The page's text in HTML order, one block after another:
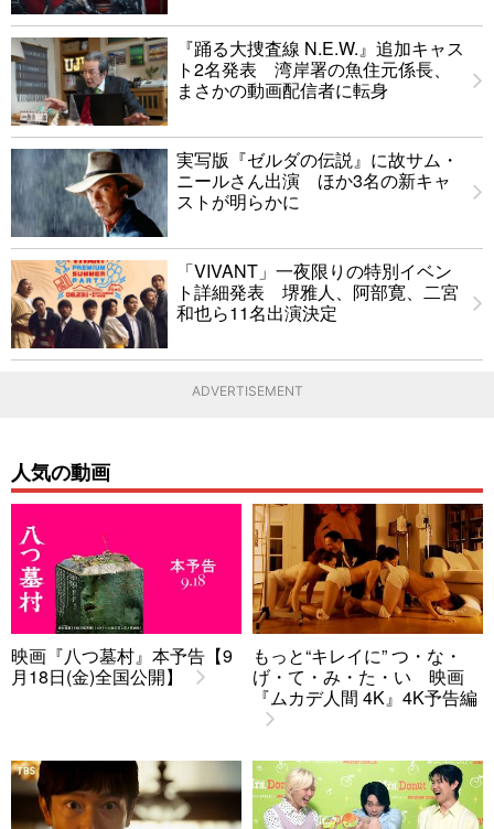
『踊る大捜査線 N.E.W.』追加キャス
ト2名発表 湾岸署の魚住元係長、
まさかの動画配信者に転身
実写版『ゼルダの伝説』に故サム・
ニールさん出演 ほか3名の新キャ
ストが明らかに
「VIVANT」一夜限りの特別イベン
ト詳細発表 堺雅人、阿部寛、二宮
和也ら11名出演決定
ADVERTISEMENT
人気の動画
映画『八つ墓村』本予告【9
月18日(金)全国公開】
もっと“キレイに” つ・な・
げ・て・み・た・い 映画
『ムカデ人間 4K』4K予告編